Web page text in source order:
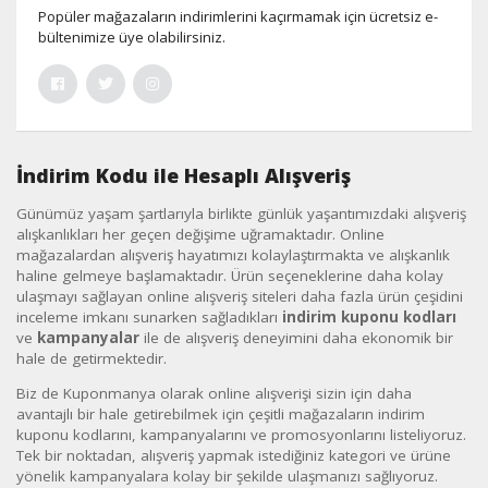
Popüler mağazaların indirimlerini kaçırmamak için ücretsiz e-
bültenimize üye olabilirsiniz.
İndirim Kodu ile Hesaplı Alışveriş
Günümüz yaşam şartlarıyla birlikte günlük yaşantımızdaki alışveriş
alışkanlıkları her geçen değişime uğramaktadır. Online
mağazalardan alışveriş hayatımızı kolaylaştırmakta ve alışkanlık
haline gelmeye başlamaktadır. Ürün seçeneklerine daha kolay
ulaşmayı sağlayan online alışveriş siteleri daha fazla ürün çeşidini
inceleme imkanı sunarken sağladıkları indirim kuponu kodları
ve kampanyalar ile de alışveriş deneyimini daha ekonomik bir
hale de getirmektedir.
Biz de Kuponmanya olarak online alışverişi sizin için daha
avantajlı bir hale getirebilmek için çeşitli mağazaların indirim
kuponu kodlarını, kampanyalarını ve promosyonlarını listeliyoruz.
Tek bir noktadan, alışveriş yapmak istediğiniz kategori ve ürüne
yönelik kampanyalara kolay bir şekilde ulaşmanızı sağlıyoruz.